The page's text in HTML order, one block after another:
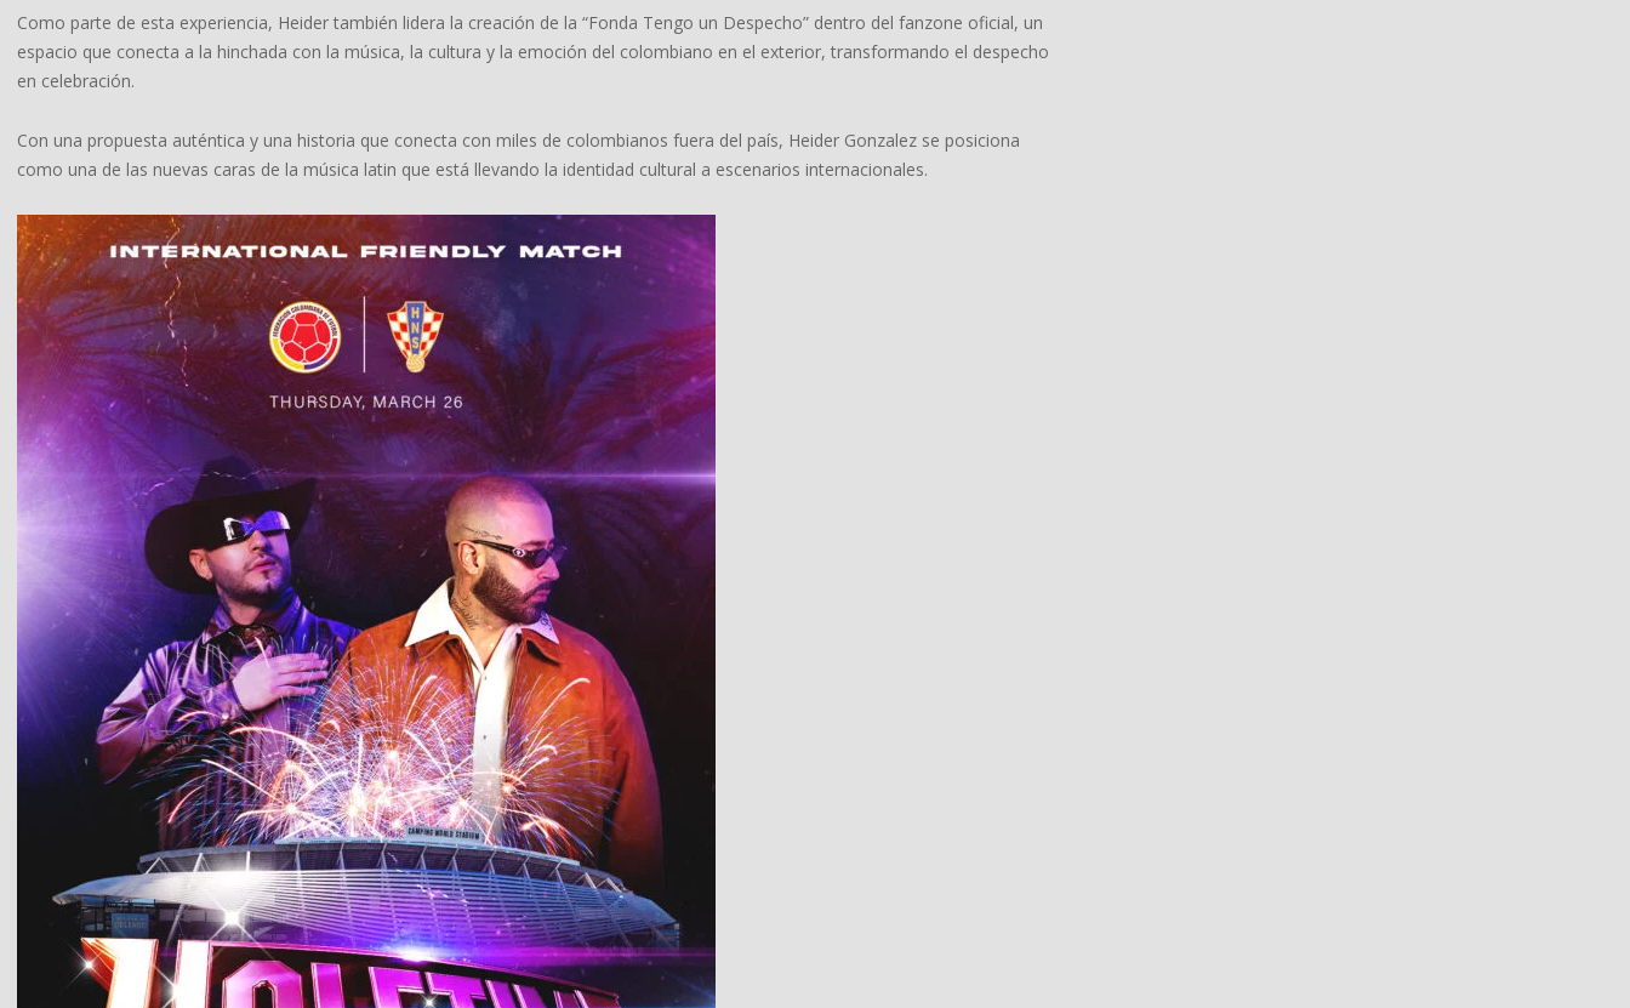
Como parte de esta experiencia, Heider también lidera la creación de la “Fonda Tengo un Despecho” dentro del fanzone oficial, un
espacio que conecta a la hinchada con la música, la cultura y la emoción del colombiano en el exterior, transformando el despecho
en celebración.
Con una propuesta auténtica y una historia que conecta con miles de colombianos fuera del país, Heider Gonzalez se posiciona
como una de las nuevas caras de la música latin que está llevando la identidad cultural a escenarios internacionales.